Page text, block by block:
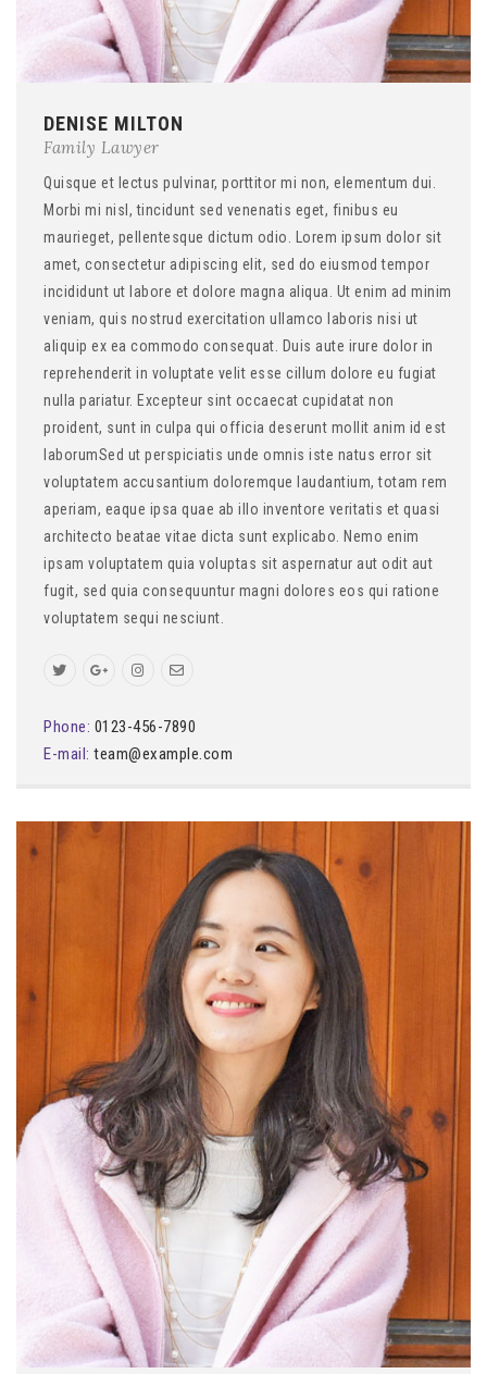
DENISE MILTON
Family Lawyer
Quisque et lectus pulvinar, porttitor mi non, elementum dui.
Morbi mi nisl, tincidunt sed venenatis eget, finibus eu
maurieget, pellentesque dictum odio. Lorem ipsum dolor sit
amet, consectetur adipiscing elit, sed do eiusmod tempor
incididunt ut labore et dolore magna aliqua. Ut enim ad minim
veniam, quis nostrud exercitation ullamco laboris nisi ut
aliquip ex ea commodo consequat. Duis aute irure dolor in
reprehenderit in voluptate velit esse cillum dolore eu fugiat
nulla pariatur. Excepteur sint occaecat cupidatat non
proident, sunt in culpa qui officia deserunt mollit anim id est
laborumSed ut perspiciatis unde omnis iste natus error sit
voluptatem accusantium doloremque laudantium, totam rem
aperiam, eaque ipsa quae ab illo inventore veritatis et quasi
architecto beatae vitae dicta sunt explicabo. Nemo enim
ipsam voluptatem quia voluptas sit aspernatur aut odit aut
fugit, sed quia consequuntur magni dolores eos qui ratione
voluptatem sequi nesciunt.
Phone: 0123-456-7890
E-mail: team@example.com